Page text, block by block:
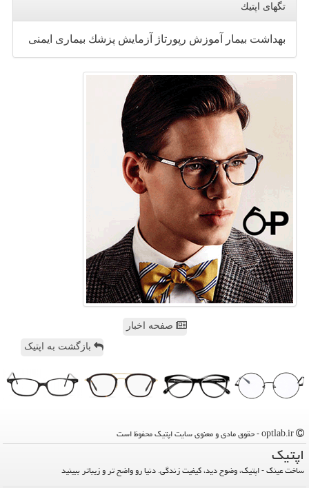
تگهای اپتیك
بهداشت بیمار آموزش رپورتاژ آزمایش پزشك بیماری ایمنی
صفحه اخبار
بازگشت به اپتیک
اپتیك
ساخت عینک - اپتیک، وضوح دید، کیفیت زندگی. دنیا رو واضح تر و زیباتر ببینید